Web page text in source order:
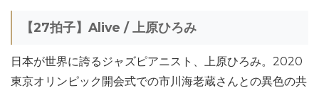
【27拍子】Alive / 上原ひろみ
日本が世界に誇るジャズピアニスト、上原ひろみ。2020
東京オリンピック開会式での市川海老蔵さんとの異色の共